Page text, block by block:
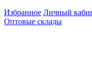
Избранное Личный
Оптовые склады